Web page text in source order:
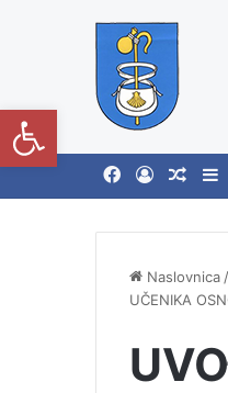
Naslovnica /
UČENIKA
Open toolbar